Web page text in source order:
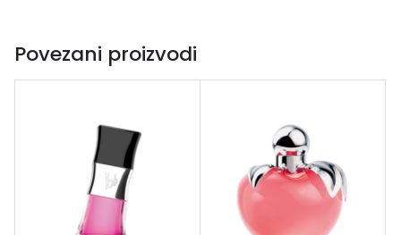
Povezani proizvodi